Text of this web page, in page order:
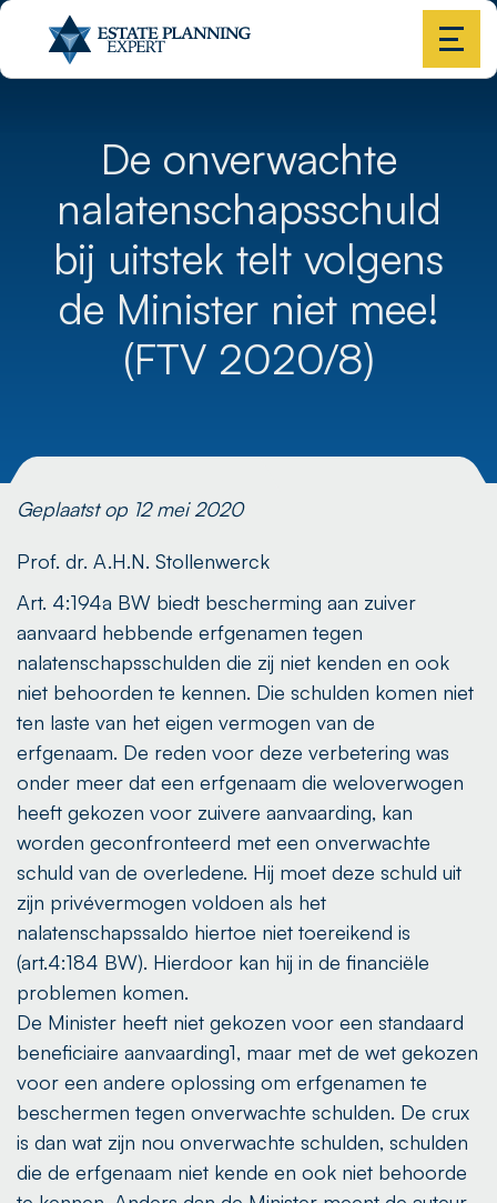
De onverwachte
nalatenschapsschuld
bij uitstek telt volgens
de Minister niet mee!
(FTV 2020/8)
Geplaatst op 12 mei 2020
Prof. dr. A.H.N. Stollenwerck
Art. 4:194a BW biedt bescherming aan zuiver
aanvaard hebbende erfgenamen tegen
nalatenschapsschulden die zij niet kenden en ook
niet behoorden te kennen. Die schulden komen niet
ten laste van het eigen vermogen van de
erfgenaam. De reden voor deze verbetering was
onder meer dat een erfgenaam die weloverwogen
heeft gekozen voor zuivere aanvaarding, kan
worden geconfronteerd met een onverwachte
schuld van de overledene. Hij moet deze schuld uit
zijn privévermogen voldoen als het
nalatenschapssaldo hiertoe niet toereikend is
(art.4:184 BW). Hierdoor kan hij in de financiële
problemen komen.
De Minister heeft niet gekozen voor een standaard
beneficiaire aanvaarding1, maar met de wet gekozen
voor een andere oplossing om erfgenamen te
beschermen tegen onverwachte schulden. De crux
is dan wat zijn nou onverwachte schulden, schulden
die de erfgenaam niet kende en ook niet behoorde